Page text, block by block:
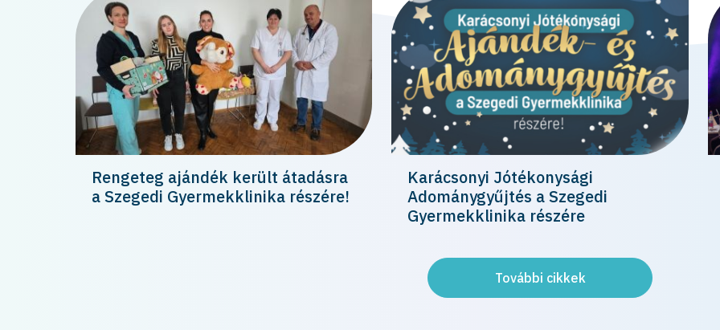
Rengeteg ajándék került átadásra
a Szegedi Gyermekklinika részére!
Karácsonyi Jótékonysági
Adománygyűjtés a Szegedi
Gyermekklinika részére
További cikkek